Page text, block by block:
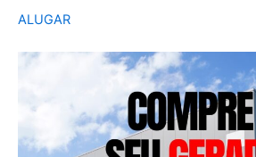
ALUGAR